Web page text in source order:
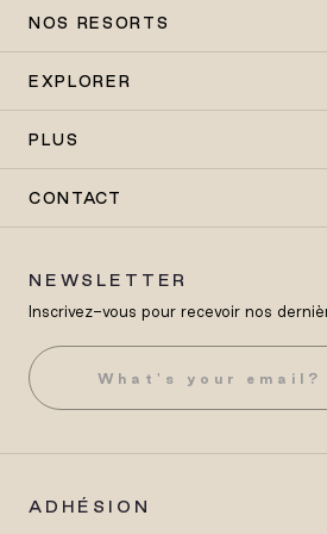
NOS RESORTS
EXPLORER
PLUS
CONTACT
NEWSLETTER
Inscrivez-vous pour recevoir nos
ADHÉSION